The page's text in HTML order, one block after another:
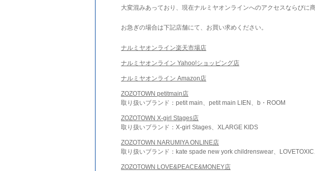
大変混みあっており、現在ナルミヤオンラインへのアクセスならびに
お急ぎの場合は下記店舗にて、お買い求めください。
ナルミヤオンライン楽天市場店
ナルミヤオンライン Yahoo!ショッピング店
ナルミヤオンライン Amazon店
ZOZOTOWN petitmain店
取り扱いブランド：petit main、petit main LIEN、b・ROOM
ZOZOTOWN X-girl Stages店
取り扱いブランド：X-girl Stages、XLARGE KIDS
ZOZOTOWN NARUMIYA ONLINE店
取り扱いブランド：kate spade new york childrenswear、
ZOZOTOWN LOVE&PEACE&MONEY店